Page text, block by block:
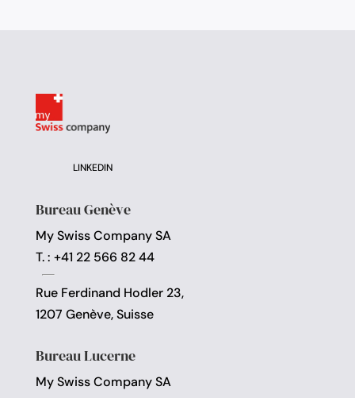
LINKEDIN
Bureau Genève
My Swiss Company SA
T. : +41 22 566 82 44
Rue Ferdinand Hodler 23,
1207 Genève, Suisse
Bureau Lucerne
My Swiss Company SA